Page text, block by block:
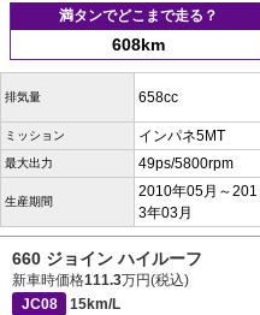
満タンでどこまで走る？
608km
排気量 658cc
ミッション インパネ5MT
最大出力 49ps/5800rpm
生産期間
2010年05月～201
3年03月
660 ジョイン ハイルーフ
新車時価格111.3万円(税込)
JC08
15km/L